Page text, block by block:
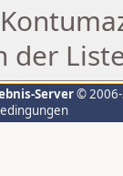
der
Server©